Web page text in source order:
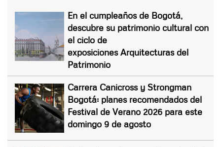
En el cumpleaños de Bogotá,
descubre su patrimonio cultural con
el ciclo de
exposiciones Arquitecturas del
Patrimonio
Carrera Canicross y Strongman
Bogotá: planes recomendados del
Festival de Verano 2026 para este
domingo 9 de agosto